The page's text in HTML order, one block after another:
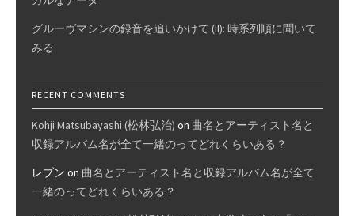
グルーヴマシンの録音を追いかけて (II): 時系列順に聞いて
みる
RECENT COMMENTS
Kohji Matsubayashi (松林弘治) on 曲名とアーティスト名と
収録アルバム名が全て一緒のってどれくらいある？
レブン on 曲名とアーティスト名と収録アルバム名が全て
一緒のってどれくらいある？